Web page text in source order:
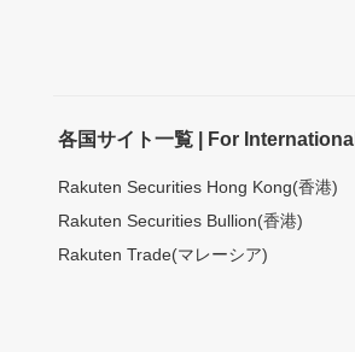
各国サイト一覧 | For International
Rakuten Securities Hong Kong(香港)
Rakuten Securities Bullion(香港)
Rakuten Trade(マレーシア)